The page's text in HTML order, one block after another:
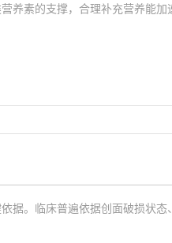
养素的支撑，合理补充营养能
据。临床普遍依据创面破损状